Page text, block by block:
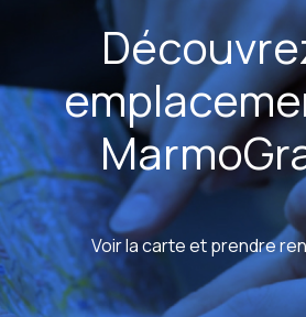
Voir la carte et prendre